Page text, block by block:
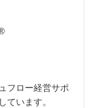
フロー経営サポ
ています。